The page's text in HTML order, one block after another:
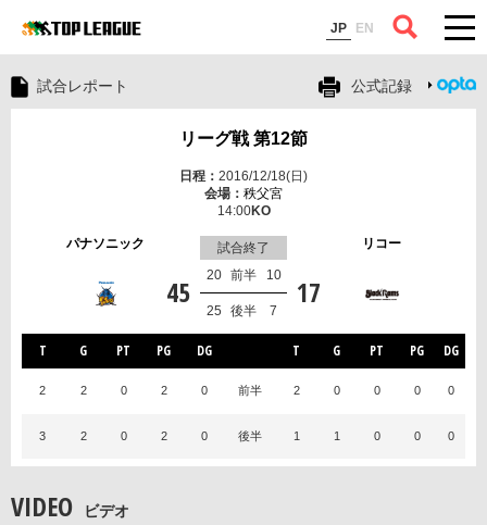
JP EN
コラム
試合レポート 公式記録
リーグ戦 第12節
2016/12/18(日)
秩父宮
14:00
パナソニック リコー
試合終了
45 17
前半
20 10
後半
25 7
T G PT PG DG T G PT PG DG
2 2 0 2 0 前半 2 0 0 0 0
3 2 0 2 0 後半 1 1 0 0 0
VIDEO ビデオ